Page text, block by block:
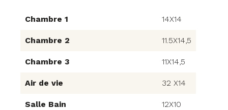
Chambre 1 14X14
Chambre 2 11.5X14,5
Chambre 3 11X14,5
Air de vie 32 X14
Salle Bain 12X10